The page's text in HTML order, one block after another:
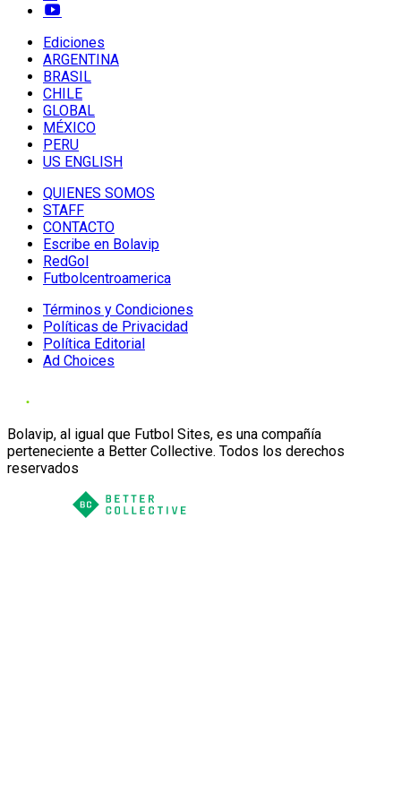
Ediciones
ARGENTINA
BRASIL
CHILE
GLOBAL
MÉXICO
PERU
US ENGLISH
QUIENES SOMOS
STAFF
CONTACTO
Escribe en Bolavip
RedGol
Futbolcentroamerica
Términos y Condiciones
Políticas de Privacidad
Política Editorial
Ad Choices
Bolavip, al igual que Futbol Sites, es una compañía
perteneciente a Better Collective. Todos los derechos
reservados